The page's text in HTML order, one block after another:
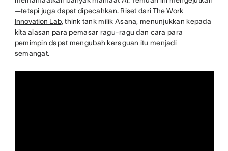
—tetapi juga dapat dipecahkan. Riset dariThe Work
Innovation Lab, think tank milik Asana, menunjukkan kepada
kita alasan para pemasar ragu-ragu dan cara para
pemimpin dapat mengubah keraguan itu menjadi
semangat.